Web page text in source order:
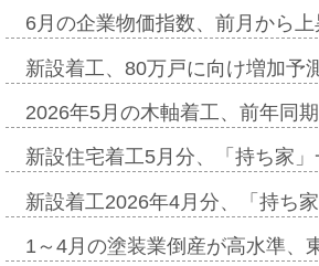
6月の企業物価指数、前月から
新設着工、80万戸に向け増加
2026年5月の木軸着工、前年同
新設住宅着工5月分、「持ち家
新設着工2026年4月分、「持ち
1～4月の塗装業倒産が高水準